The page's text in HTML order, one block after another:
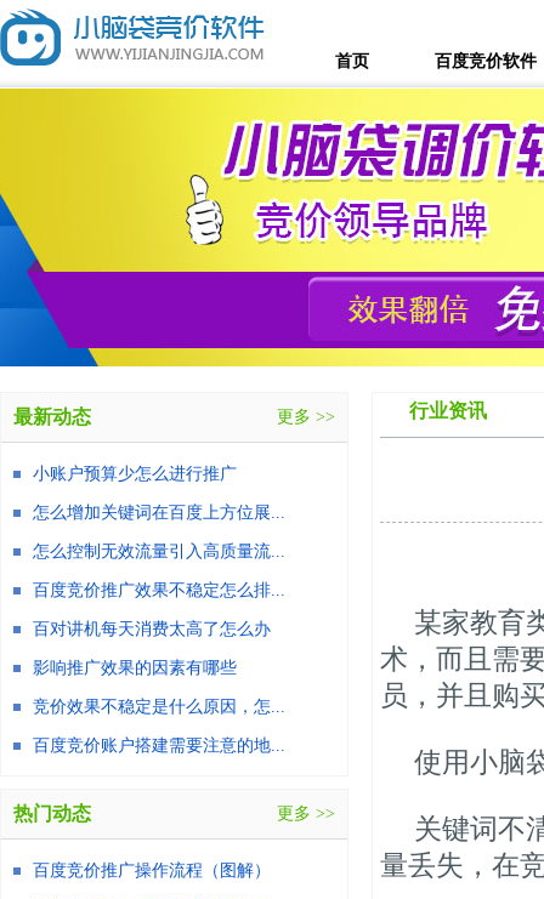
首页 百度竞价软件
行业资讯
某家教育
术，而且需
员，并且购
使用小脑
关键词不
量丢失，在
最新动态 更多 >>
小账户预算少怎么进行推广
怎么增加关键词在百度上方位展...
怎么控制无效流量引入高质量流...
百度竞价推广效果不稳定怎么排...
百对讲机每天消费太高了怎么办
影响推广效果的因素有哪些
竞价效果不稳定是什么原因，怎...
百度竞价账户搭建需要注意的地...
热门动态 更多 >>
百度竞价推广操作流程（图解）